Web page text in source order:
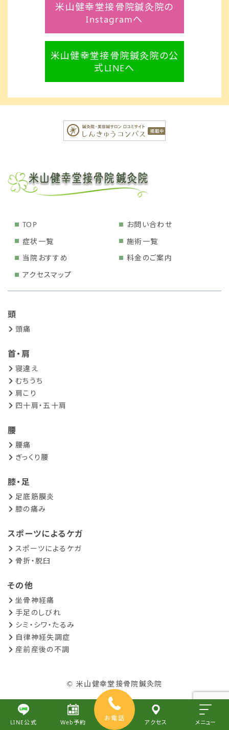
LINE公式 Web予約
お電話
アクセス メニュー
米山健幸堂接骨院鍼灸院の
Instagramへ
米山健幸堂接骨院鍼灸院の公
式LINEへ
TOP
お問い合わせ
症状一覧
施術一覧
当院おすすめ
料金のご案内
アクセスマップ
頭
頭痛
首・肩
寝違え
むちうち
肩こり
四十肩・五十肩
腰
腰痛
ぎっくり腰
膝・足
足底筋膜炎
膝の痛み
スポーツによるケガ
スポーツによるケガ
骨折・脱臼
その他
坐骨神経痛
手足のしびれ
シミ・シワ・たるみ
自律神経失調症
産前産後の不調
© 米山健幸堂接骨院鍼灸院